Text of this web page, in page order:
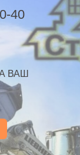
40
ВАШ